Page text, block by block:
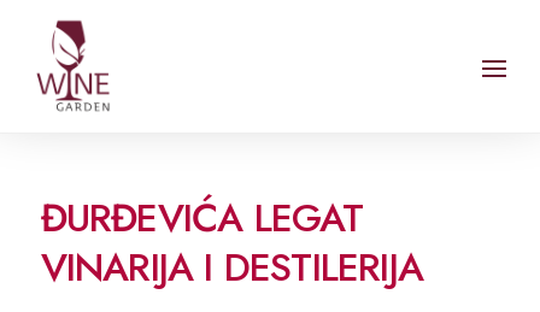
ĐURĐEVIĆA LEGAT
VINARIJA I DESTILERIJA